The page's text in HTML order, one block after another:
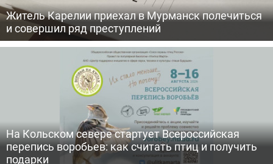
Житель Карелии приехал в Мурманск полечиться
и совершил ряд преступлений
На Кольском севере стартует Всероссийская
перепись воробьев: как считать птиц и получить
подарки